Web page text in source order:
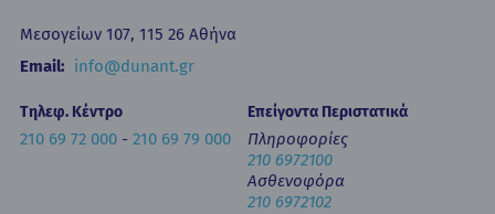
Έντυπα
Μεσογείων 107, 115 26 Αθήνα
Email: info@dunant.gr
Τηλεφ. Κέντρο
210 69 72 000- 210 69 79 000
Επείγοντα Περιστατικά
Πληροφορίες
210 6972100
Ασθενοφόρα
210 6972102